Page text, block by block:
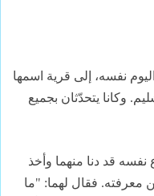
نفسه، إلى قرية اسمها
وكانا يتحدّثان بجميع
نفسه قد دنا منهما وأخذ
معرفته. فقال لهما: "ما